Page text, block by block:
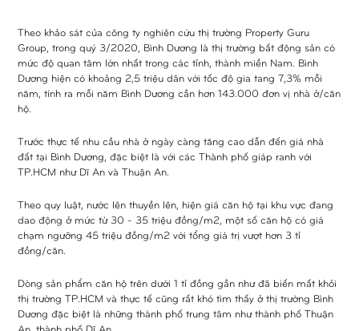
Theo khảo sát của công ty nghiên cứu thị trường Property Guru
Group, trong quý 3/2020, Bình Dương là thị trường bất động sản có
mức độ quan tâm lớn nhất trong các tỉnh, thành miền Nam. Bình
Dương hiện có khoảng 2,5 triệu dân với tốc độ gia tang 7,3% mỗi
năm, tính ra mỗi năm Bình Dương cần hơn 143.000 đơn vị nhà ở/căn
hộ.
Trước thực tế nhu cầu nhà ở ngày càng tăng cao dẫn đến giá nhà
đất tại Bình Dương, đặc biệt là với các Thành phố giáp ranh với
TP.HCM như Dĩ An và Thuận An.
Theo quy luật, nước lên thuyền lên, hiện giá căn hộ tại khu vực đang
dao động ở mức từ 30 - 35 triệu đồng/m2, một số căn hộ có giá
chạm ngưỡng 45 triệu đồng/m2 với tổng giá trị vượt hơn 3 tỉ
đồng/căn.
Dòng sản phẩm căn hộ trên dưới 1 tỉ đồng gần như đã biến mất khỏi
thị trường TP.HCM và thực tế cũng rất khó tìm thấy ở thị trường Bình
Dương đặc biệt là những thành phố trung tâm như thành phố Thuận
An, thành phố Dĩ An…